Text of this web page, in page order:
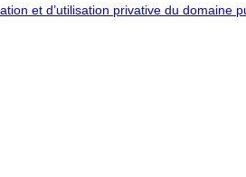
et d’utilisation privative du domaine